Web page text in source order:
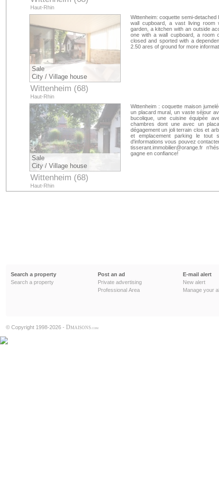
Haut-Rhin
Sale
City / Village house
Wittenheim (68)
Haut-Rhin
Wittenheim: coquette semi-
wall cupboard, a vast living room
garden, a kitchen with an outside
one with a wall cupboard, a room
closed and sported with a
2.50 ares of ground for more
Sale
City / Village house
Wittenheim (68)
Haut-Rhin
Wittenheim : coquette maison
un placard mural, un vaste séjour
bucolique, une cuisine équipée
chambres dont une avec un
dégagement un joli terrain clos et
et emplacement parking le
d'informations vous pouvez
tisserant.immobilier@orange.fr
gagne en confiance!
Search a property
Search a property
Post an ad
Private advertising
Professional Area
E-mail alert
New alert
Manage your
© Copyright 1998-2026 - DMAISONS .COM